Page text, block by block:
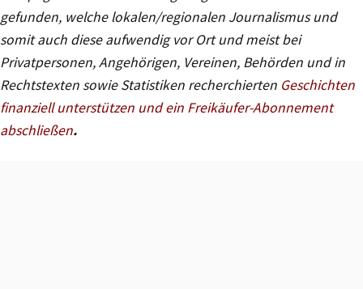
gefunden, welche lokalen/regionalen Journalismus und
somit auch diese aufwendig vor Ort und meist bei
Privatpersonen, Angehörigen, Vereinen, Behörden und in
Rechtstexten sowie Statistiken recherchierten Geschichten
finanziell unterstützen und ein Freikäufer-Abonnement
abschließen.